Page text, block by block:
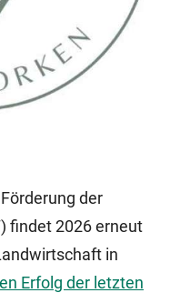
der
findet 2026 erneut
in
Erfolg der letzten